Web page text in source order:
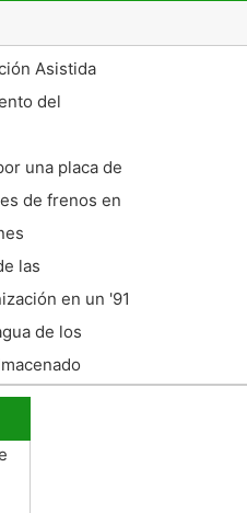
Asistida
del
una placa de
de frenos en
las
en un '91
de los